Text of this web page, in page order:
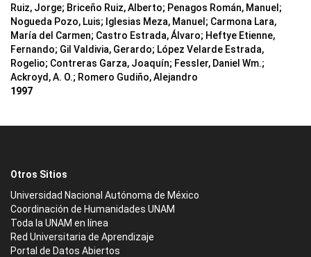
Ruiz, Jorge; Briceño Ruiz, Alberto; Penagos Román, Manuel;
Nogueda Pozo, Luis; Iglesias Meza, Manuel; Carmona Lara,
María del Carmen; Castro Estrada, Álvaro; Heftye Etienne,
Fernando; Gil Valdivia, Gerardo; López Velarde Estrada,
Rogelio; Contreras Garza, Joaquín; Fessler, Daniel Wm.;
Ackroyd, A. O.; Romero Gudiño, Alejandro
1997
Otros Sitios
Universidad Nacional Autónoma de México
Coordinación de Humanidades UNAM
Toda la UNAM en línea
Red Universitaria de Aprendizaje
Portal de Datos Abiertos